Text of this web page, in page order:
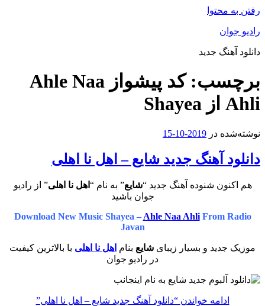
رفتن به محتوا
رادیو جوان
دانلود آهنگ جدید
برچسب:
کد پیشواز Ahle Naa
Ahli از Shayea
نوشته‌شده در 2019-10-15
دانلود آهنگ جدید شایع – اهل نا اهلی
هم اکنون شنوده آهنگ جدید “شایع” به نام “ اهل نا اهلی” از رادیو
جوان باشید
Download New Music Shayea – Ahle Naa AhliFrom Radio
Javan
موزیک جدید و بسیار زیبای شایع بنام اهل نا اهلی با بالاترین کیفیت
در رادیو جوان
ادامه خواندن “دانلود آهنگ جدید شایع – اهل نا اهلی”